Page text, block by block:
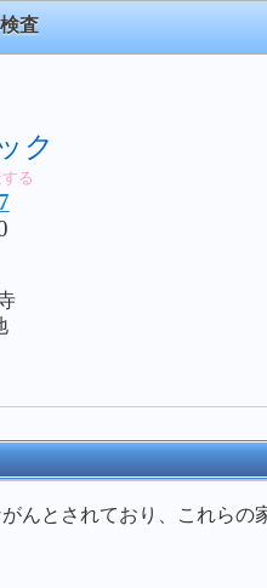
査
ク
る
んとされており、これらの